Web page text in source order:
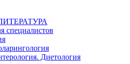
специалистов
Диетология